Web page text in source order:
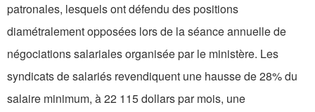
patronales, lesquels ont défendu des positions
diamétralement opposées lors de la séance annuelle de
négociations salariales organisée par le ministère. Les
syndicats de salariés revendiquent une hausse de 28% du
salaire minimum, à 22 115 dollars par mois, une